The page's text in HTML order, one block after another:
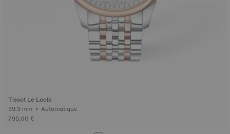
Tissot Le Locle
39.3 mm • Automatique
795,00 €